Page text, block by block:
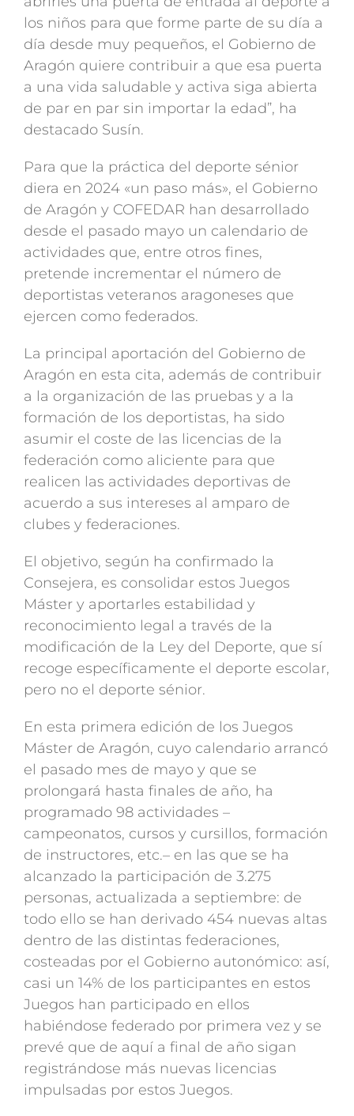
los niños para que forme parte de su día a
día desde muy pequeños, el Gobierno de
Aragón quiere contribuir a que esa puerta
a una vida saludable y activa siga abierta
de par en par sin importar la edad”, ha
destacado Susín.
Para que la práctica del deporte sénior
diera en 2024 «un paso más», el Gobierno
de Aragón y COFEDAR han desarrollado
desde el pasado mayo un calendario de
actividades que, entre otros fines,
pretende incrementar el número de
deportistas veteranos aragoneses que
ejercen como federados.
La principal aportación del Gobierno de
Aragón en esta cita, además de contribuir
a la organización de las pruebas y a la
formación de los deportistas, ha sido
asumir el coste de las licencias de la
federación como aliciente para que
realicen las actividades deportivas de
acuerdo a sus intereses al amparo de
clubes y federaciones.
El objetivo, según ha confirmado la
Consejera, es consolidar estos Juegos
Máster y aportarles estabilidad y
reconocimiento legal a través de la
modificación de la Ley del Deporte, que sí
recoge específicamente el deporte escolar,
pero no el deporte sénior.
En esta primera edición de los Juegos
Máster de Aragón, cuyo calendario arrancó
el pasado mes de mayo y que se
prolongará hasta finales de año, ha
programado 98 actividades –
campeonatos, cursos y cursillos, formación
de instructores, etc.– en las que se ha
alcanzado la participación de 3.275
personas, actualizada a septiembre: de
todo ello se han derivado 454 nuevas altas
dentro de las distintas federaciones,
costeadas por el Gobierno autonómico: así,
casi un 14% de los participantes en estos
Juegos han participado en ellos
habiéndose federado por primera vez y se
prevé que de aquí a final de año sigan
registrándose más nuevas licencias
impulsadas por estos Juegos.